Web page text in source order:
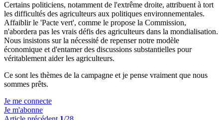
Certains politiciens, notamment de l'extrême droite, attribuent à tort
les difficultés des agriculteurs aux politiques environnementales.
Affaiblir le 'Pacte vert', comme le propose la Commission,
n'abordera pas les vrais défis des agriculteurs dans la mondialisation.
Nous insistons sur la nécessité de repenser notre modèle
économique et d'entamer des discussions substantielles pour
véritablement aider les agriculteurs.
Ce sont les thèmes de la campagne et je pense vraiment que nous
sommes prêts.
Je me connecte
Je m'abonne